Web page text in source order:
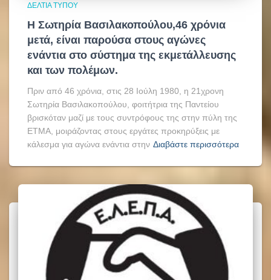
ΔΕΛΤΊΑ ΤΎΠΟΥ
Η Σωτηρία Βασιλακοπούλου,46 χρόνια
μετά, είναι παρούσα στους αγώνες
ενάντια στο σύστημα της εκμετάλλευσης
και των πολέμων.
Πριν από 46 χρόνια, στις 28 Ιούλη 1980, η 21χρονη
Σωτηρία Βασιλακοπούλου, φοιτήτρια της Παντείου
βρισκόταν μαζί με τους συντρόφους της στην πύλη της
ΕΤΜΑ, μοιράζοντας στους εργάτες προκηρύξεις με
κάλεσμα για αγώνα ενάντια στην Διαβάστε περισσότερα